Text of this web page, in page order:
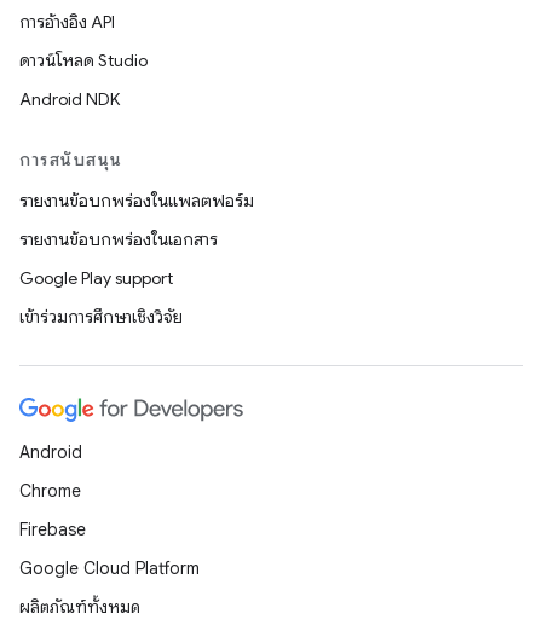
การอ้างอิง API
ดาวน์โหลด Studio
Android NDK
การสนับสนุน
รายงานข้อบกพร่องในแพลตฟอร์ม
รายงานข้อบกพร่องในเอกสาร
Google Play support
เข้าร่วมการศึกษาเชิงวิจัย
Android
Chrome
Firebase
Google Cloud Platform
ผลิตภัณฑ์ทั้งหมด